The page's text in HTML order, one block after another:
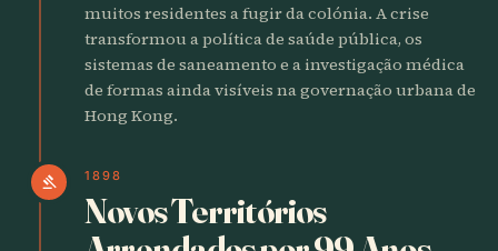
muitos residentes a fugir da colónia. A crise
transformou a política de saúde pública, os
sistemas de saneamento e a investigação médica
de formas ainda visíveis na governação urbana de
Hong Kong.
gavel 1898
Novos Territórios